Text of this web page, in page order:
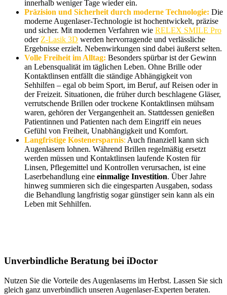
innerhalb weniger Tage wieder ein.
Präzision und Sicherheit durch moderne Technologie: Die
moderne Augenlaser-Technologie ist hochentwickelt, präzise
und sicher. Mit modernen Verfahren wie RELEX SMILE Pro
oder Z-Lasik 3D werden hervorragende und verlässliche
Ergebnisse erzielt. Nebenwirkungen sind dabei äußerst selten.
Volle Freiheit im Alltag: Besonders spürbar ist der Gewinn
an Lebensqualität im täglichen Leben. Ohne Brille oder
Kontaktlinsen entfällt die ständige Abhängigkeit von
Sehhilfen – egal ob beim Sport, im Beruf, auf Reisen oder in
der Freizeit. Situationen, die früher durch beschlagene Gläser,
verrutschende Brillen oder trockene Kontaktlinsen mühsam
waren, gehören der Vergangenheit an. Stattdessen genießen
Patientinnen und Patienten nach dem Eingriff ein neues
Gefühl von Freiheit, Unabhängigkeit und Komfort.
Langfristige Kostenersparnis: Auch finanziell kann sich
Augenlasern lohnen. Während Brillen regelmäßig ersetzt
werden müssen und Kontaktlinsen laufende Kosten für
Linsen, Pflegemittel und Kontrollen verursachen, ist eine
Laserbehandlung eine einmalige Investition. Über Jahre
hinweg summieren sich die eingesparten Ausgaben, sodass
die Behandlung langfristig sogar günstiger sein kann als ein
Leben mit Sehhilfen.
Unverbindliche Beratung bei iDoctor
Nutzen Sie die Vorteile des Augenlaserns im Herbst. Lassen Sie sich
gleich ganz unverbindlich unseren Augenlaser-Experten beraten.